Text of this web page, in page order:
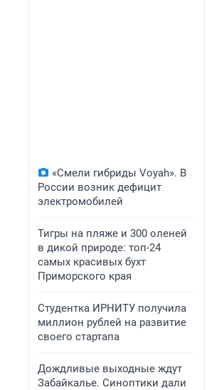
«Смели гибриды Voyah». В
России возник дефицит
электромобилей
Тигры на пляже и 300 оленей
в дикой природе: топ-24
самых красивых бухт
Приморского края
Студентка ИРНИТУ получила
миллион рублей на развитие
своего стартапа
Дождливые выходные ждут
Забайкалье. Синоптики дали